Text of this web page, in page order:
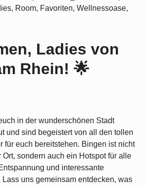
Ladies von
Rhein! 🌟
in der wunderschönen Stadt
und sind begeistert von all den tollen
für euch bereitstehen. Bingen ist nicht
Ort, sondern auch ein Hotspot für alle
und interessante
uns gemeinsam entdecken, was